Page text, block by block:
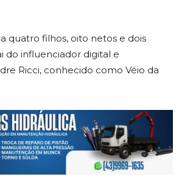
quatro filhos, oito netos e dois
do influenciador digital e
Ricci, conhecido como Véio da